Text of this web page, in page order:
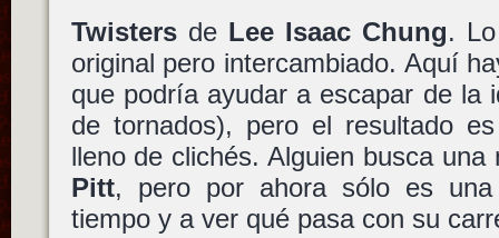
Twistersde Lee Isaac Chung.
original pero intercambiado. Aquí
que podría ayudar a escapar de la
de tornados), pero el resultado
lleno de clichés. Alguien busca
Pitt, pero por ahora sólo es
tiempo y a ver qué pasa con su